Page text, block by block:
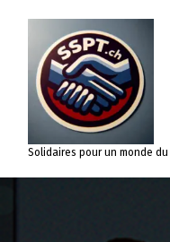
contenu
Solidaires pour un monde